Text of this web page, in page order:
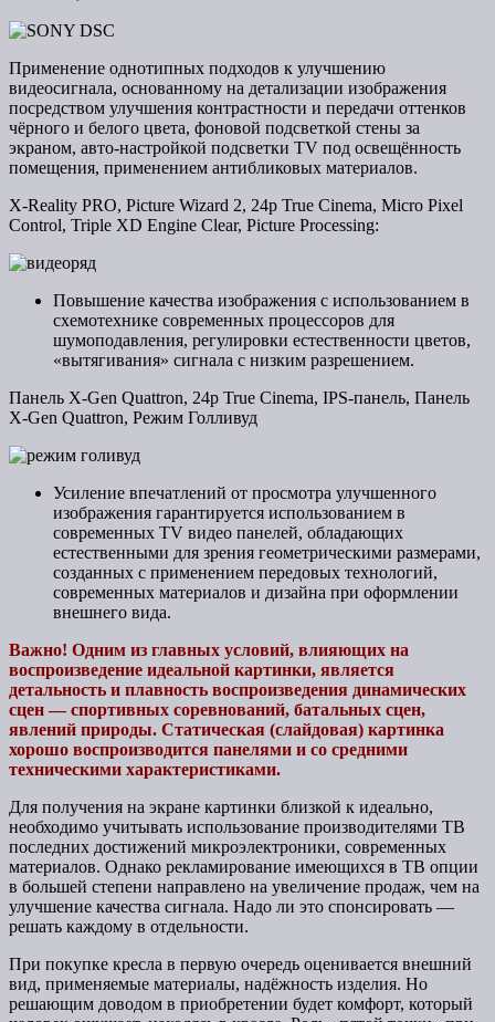
Применение однотипных подходов к улучшению
видеосигнала, основанному на детализации изображения
посредством улучшения контрастности и передачи оттенков
чёрного и белого цвета, фоновой подсветкой стены за
экраном, авто-настройкой подсветки TV под освещённость
помещения, применением антибликовых материалов.
X-Reality PRO, Picture Wizard 2, 24p True Cinema, Micro Pixel
Control, Triple XD Engine Clear, Picture Processing:
Повышение качества изображения с использованием в
схемотехнике современных процессоров для
шумоподавления, регулировки естественности цветов,
«вытягивания» сигнала с низким разрешением.
Панель X-Gen Quattron, 24p True Cinema, IPS-панель, Панель
X-Gen Quattron, Режим Голливуд
Усиление впечатлений от просмотра улучшенного
изображения гарантируется использованием в
современных TV видео панелей, обладающих
естественными для зрения геометрическими размерами,
созданных с применением передовых технологий,
современных материалов и дизайна при оформлении
внешнего вида.
Важно! Одним из главных условий, влияющих на
воспроизведение идеальной картинки, является
детальность и плавность воспроизведения динамических
сцен — спортивных соревнований, батальных сцен,
явлений природы. Статическая (слайдовая) картинка
хорошо воспроизводится панелями и со средними
техническими характеристиками.
Для получения на экране картинки близкой к идеально,
необходимо учитывать использование производителями ТВ
последних достижений микроэлектроники, современных
материалов. Однако рекламирование имеющихся в ТВ опции
в большей степени направлено на увеличение продаж, чем на
улучшение качества сигнала. Надо ли это спонсировать —
решать каждому в отдельности.
При покупке кресла в первую очередь оценивается внешний
вид, применяемые материалы, надёжность изделия. Но
решающим доводом в приобретении будет комфорт, который